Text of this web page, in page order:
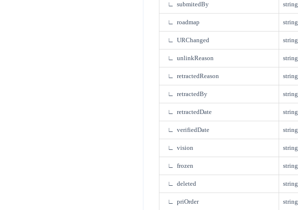
∟ submitedBy string
∟ roadmap string
∟ URChanged string
∟ unlinkReason string
∟ retractedReason string
∟ retractedBy string
∟ retractedDate string
∟ verifiedDate string
∟ vision string
∟ frozen string
∟ deleted string
∟ priOrder string